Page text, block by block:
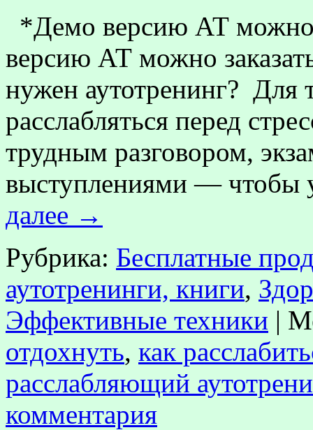
*Демо версию АТ можно
версию АТ можно
нужен аутотренинг? Для
расслабляться перед
трудным разговором,
выступлениями — чтобы
далее →
Рубрика: Бесплатные
аутотренинги, книги,
Эффективные техники |
отдохнуть, как
расслабляющий
комментария